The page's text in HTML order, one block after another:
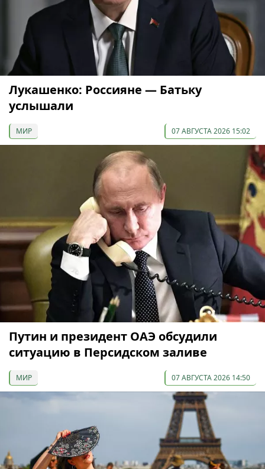
Лукашенко: Россияне — Батьку
услышали
МИР 07 АВГУСТА 2026 15:02
Путин и президент ОАЭ обсудили
ситуацию в Персидском заливе
МИР 07 АВГУСТА 2026 14:50